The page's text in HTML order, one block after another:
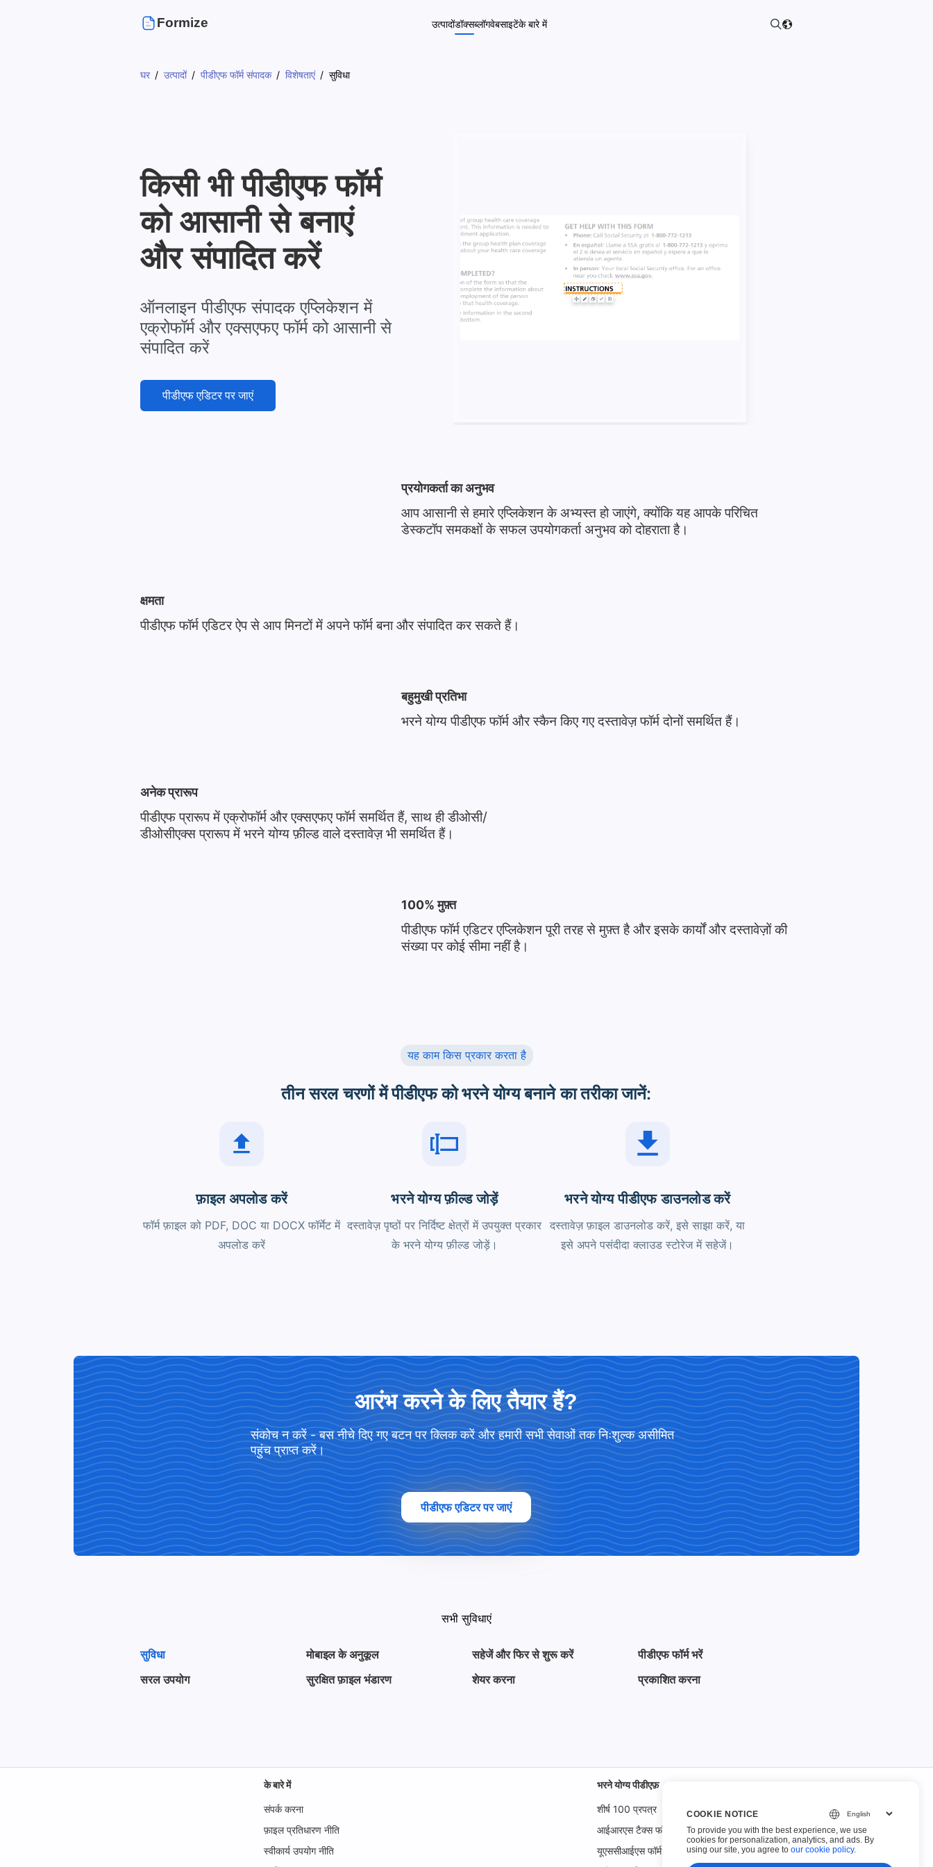
Formize उत्पादोंडॉक्सब्लॉगवेबसाइटेंके बारे में
घर उत्पादों पीडीएफ फॉर्म संपादक विशेषताएं सुविधा
किसी भी पीडीएफ फॉर्म
को आसानी से बनाएं
और संपादित करें
ऑनलाइन पीडीएफ संपादक एप्लिकेशन में
एक्रोफॉर्म और एक्सएफए फॉर्म को आसानी से
संपादित करें
पीडीएफ एडिटर पर जाएं
प्रयोगकर्ता का अनुभव
आप आसानी से हमारे एप्लिकेशन के अभ्यस्त हो जाएंगे, क्योंकि यह आपके परिचित
डेस्कटॉप समकक्षों के सफल उपयोगकर्ता अनुभव को दोहराता है।
क्षमता
पीडीएफ फॉर्म एडिटर ऐप से आप मिनटों में अपने फॉर्म बना और संपादित कर सकते हैं।
बहुमुखी प्रतिभा
भरने योग्य पीडीएफ फॉर्म और स्कैन किए गए दस्तावेज़ फॉर्म दोनों समर्थित हैं।
अनेक प्रारूप
पीडीएफ प्रारूप में एक्रोफॉर्म और एक्सएफए फॉर्म समर्थित हैं, साथ ही डीओसी/
डीओसीएक्स प्रारूप में भरने योग्य फ़ील्ड वाले दस्तावेज़ भी समर्थित हैं।
100% मुफ़्त
पीडीएफ फॉर्म एडिटर एप्लिकेशन पूरी तरह से मुफ़्त है और इसके कार्यों और दस्तावेज़ों की
संख्या पर कोई सीमा नहीं है।
यह काम किस प्रकार करता है
तीन सरल चरणों में पीडीएफ को भरने योग्य बनाने का तरीका जानें:
फ़ाइल अपलोड करें
फॉर्म फ़ाइल को PDF, DOC या DOCX फॉर्मेट में
अपलोड करें
भरने योग्य फ़ील्ड जोड़ें
दस्तावेज़ पृष्ठों पर निर्दिष्ट क्षेत्रों में उपयुक्त प्रकार
के भरने योग्य फ़ील्ड जोड़ें।
भरने योग्य पीडीएफ डाउनलोड करें
दस्तावेज़ फ़ाइल डाउनलोड करें, इसे साझा करें, या
इसे अपने पसंदीदा क्लाउड स्टोरेज में सहेजें।
आरंभ करने के लिए तैयार हैं?
संकोच न करें - बस नीचे दिए गए बटन पर क्लिक करें और हमारी सभी सेवाओं तक निःशुल्क असीमित
पहुंच प्राप्त करें।
पीडीएफ एडिटर पर जाएं
सभी सुविधाएं
सुविधा
सरल उपयोग
मोबाइल के अनुकूल
सुरक्षित फ़ाइल भंडारण
सहेजें और फिर से शुरू करें
शेयर करना
पीडीएफ फॉर्म भरें
प्रकाशित करना
के बारे में
संपर्क करना
फ़ाइल प्रतिधारण नीति
स्वीकार्य उपयोग नीति
भरने योग्य पीडीएफ़
शीर्ष 100 प्रपत्र
आईआरएस टैक्स फॉर्म
यूएससीआईएस फॉर्म
COOKIE NOTICE
To provide you with the best experience, we use
cookies for personalization, analytics, and ads. By
using our site, you agree to our cookie policy.